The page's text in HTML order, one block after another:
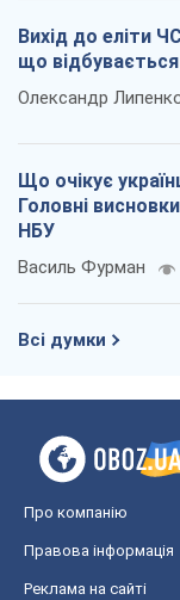
Вихід до еліти
що відбувається
Олександр
Що очікує
Головні
НБУ
Василь Фурман
Всі думки
Про компанію
Правова інформація
Реклама на сайті